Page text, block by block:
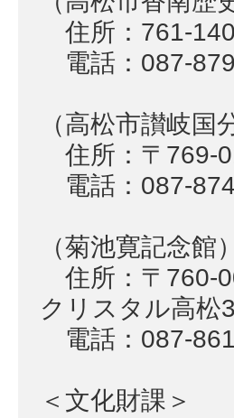
住所：761-
電話：087-
（高松市讃岐国
住所：〒769-
電話：087-
（菊池寛記念館）
住所：〒760-
クリスタル高松3
電話：087-
＜文化財課＞